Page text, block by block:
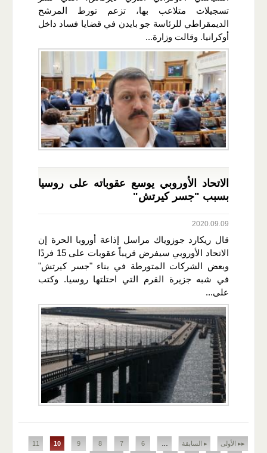
تسجيلات متلاعب بها، تزعم تورط المرشح
الديمقراطي للرئاسة جو بايدن في قضايا فساد داخل
أوكرانيا. وقالت وزارة...
الاتحاد الأوروبي يوسع عقوباته على روسيا
بسبب "جسر كيرتش"
2020.09.09
قال ريكارد جوزوياك مراسل إذاعة أوروبا الحرة إن
الاتحاد الأوروبي سيفرض قريباً عقوبات على 15 فردًا
وبعض الشركات المتورطة في بناء "جسر كيرتش"
في شبه جزيرة القرم التي احتلتها روسيا. وكتب
على...
الصفحات
▸▸ الأولى ▸ السابقة 6
7
8
9
10
11